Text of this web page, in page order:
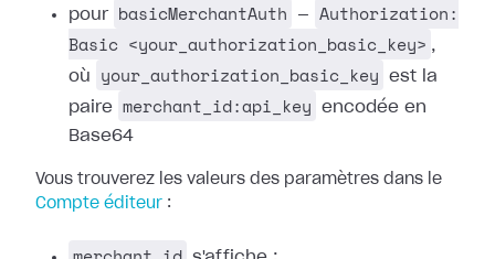
pour basicMerchantAuth —
Authorization:
Basic <your_authorization_basic_key> ,
où
your_authorization_basic_key
est la
paire merchant_id:api_key
encodée en
Base64
Vous trouverez les valeurs des paramètres dans le
Compte éditeur :